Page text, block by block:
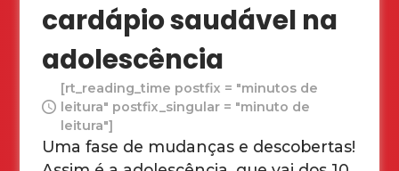
cardápio saudável na
adolescência
[rt_reading_time postfix = "minutos de
leitura" postfix_singular = "minuto de
leitura"]
Uma fase de mudanças e descobertas!